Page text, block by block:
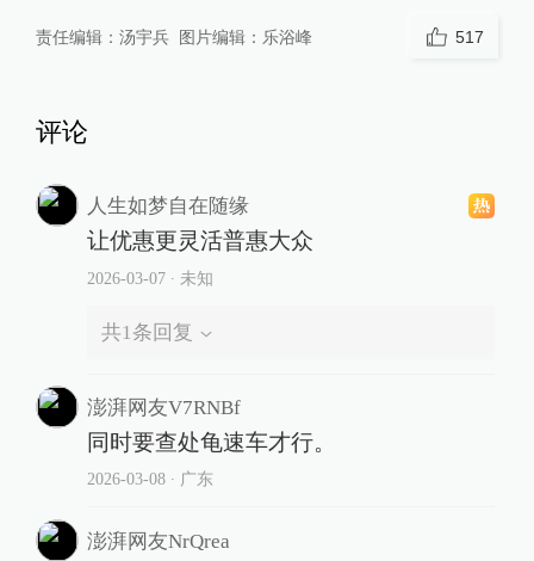
责任编辑： 汤宇兵 图片编辑： 乐浴峰 517
评论
人生如梦自在随缘
让优惠更灵活普惠大众
2026-03-07∙ 未知
共1 条回复
澎湃网友V7RNBf
同时要查处龟速车才行。
2026-03-08∙ 广东
澎湃网友NrQrea